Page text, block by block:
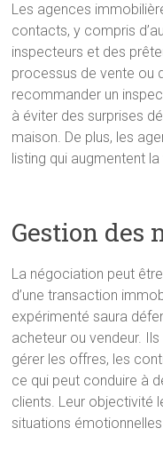
Les agences
contacts, y compris
inspecteurs et des
processus de vente ou
recommander un
à éviter des surprises
maison. De plus, les
listing qui augmentent
Gestion des
La négociation peut
d’une transaction
expérimenté saura
acheteur ou vendeur.
gérer les offres, les
ce qui peut conduire à
clients. Leur objectivité
situations